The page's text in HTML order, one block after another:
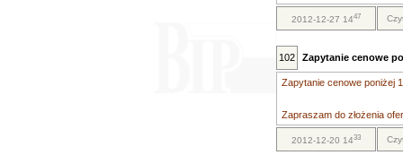
2012-12-27 1447
102 Zapytanie cenowe
Zapytanie cenowe poniżej
Zapraszam do złożenia
2012-12-20 1433